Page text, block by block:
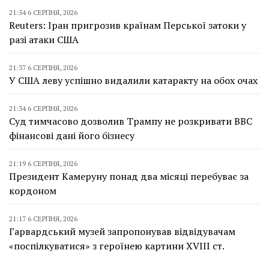
21:54 6 СЕРПНЯ, 2026
Reuters: Іран пригрозив країнам Перської затоки у
разі атаки США
21:37 6 СЕРПНЯ, 2026
У США леву успішно видалили катаракту на обох очах
21:34 6 СЕРПНЯ, 2026
Суд тимчасово дозволив Трампу не розкривати BBC
фінансові дані його бізнесу
21:19 6 СЕРПНЯ, 2026
Президент Камеруну понад два місяці перебуває за
кордоном
21:17 6 СЕРПНЯ, 2026
Гарвардський музей запропонував відвідувачам
«поспілкуватися» з героїнею картини XVIII ст.